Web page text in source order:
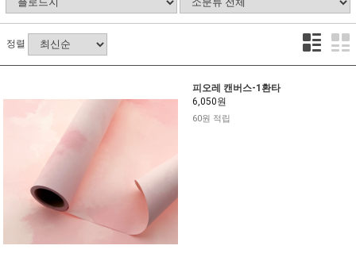
정렬
피오레 캔버스-1환타
6,050원
60원 적립